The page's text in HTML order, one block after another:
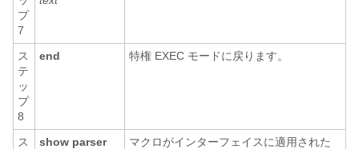
プ
7
ス
テ
ッ
プ
8
end 特権 EXEC モードに戻ります。
ス
show parser
マクロがインターフェイスに適用された